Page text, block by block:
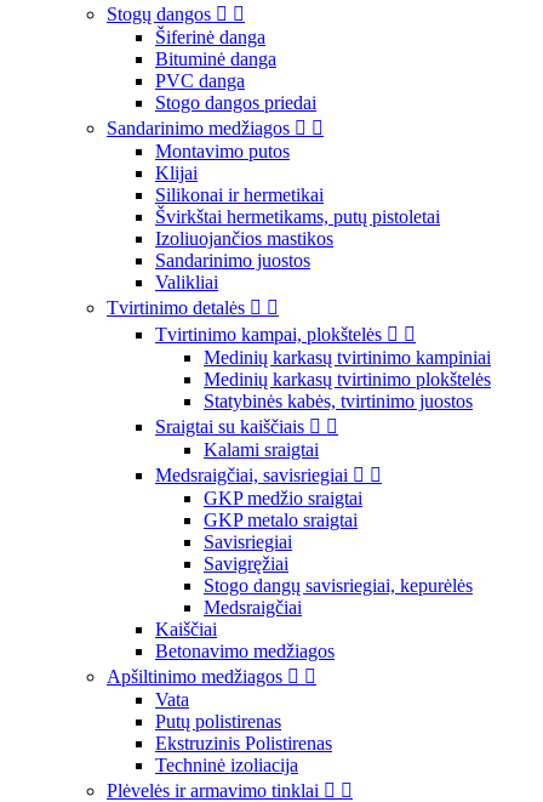
Stogų dangos  
Šiferinė danga
Bituminė danga
PVC danga
Stogo dangos priedai
Sandarinimo medžiagos  
Montavimo putos
Klijai
Silikonai ir hermetikai
Švirkštai hermetikams, putų pistoletai
Izoliuojančios mastikos
Sandarinimo juostos
Valikliai
Tvirtinimo detalės  
Tvirtinimo kampai, plokštelės  
Medinių karkasų tvirtinimo kampiniai
Medinių karkasų tvirtinimo plokštelės
Statybinės kabės, tvirtinimo juostos
Sraigtai su kaiščiais  
Kalami sraigtai
Medsraigčiai, savisriegiai  
GKP medžio sraigtai
GKP metalo sraigtai
Savisriegiai
Savigręžiai
Stogo dangų savisriegiai, kepurėlės
Medsraigčiai
Kaiščiai
Betonavimo medžiagos
Apšiltinimo medžiagos  
Vata
Putų polistirenas
Ekstruzinis Polistirenas
Techninė izoliacija
Plėvelės ir armavimo tinklai  